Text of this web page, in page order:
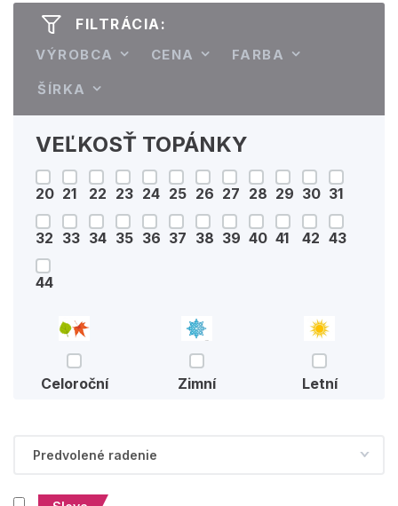
FILTRÁCIA:
VÝROBCA CENA FARBA
ŠÍRKA
VEĽKOSŤ TOPÁNKY
20 21 22 23 24 25 26 27 28 29 30 31
32 33 34 35 36 37 38 39 40 41 42 43
44
Celoroční Zimní Letní